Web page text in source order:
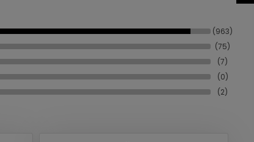
(963)
(75)
(7)
(0)
(2)